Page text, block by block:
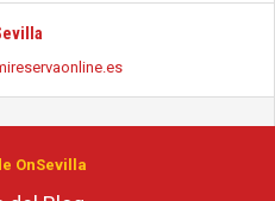
OnSevilla